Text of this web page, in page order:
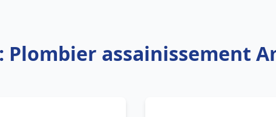
Plombier assainissement